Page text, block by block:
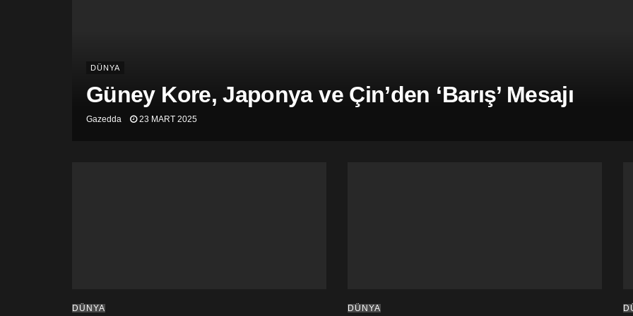
DÜNYA
Güney Kore, Japonya ve Çin’den ‘Barış’ Mesajı
Gazedda 23 MART 2025
DÜNYA DÜNYA